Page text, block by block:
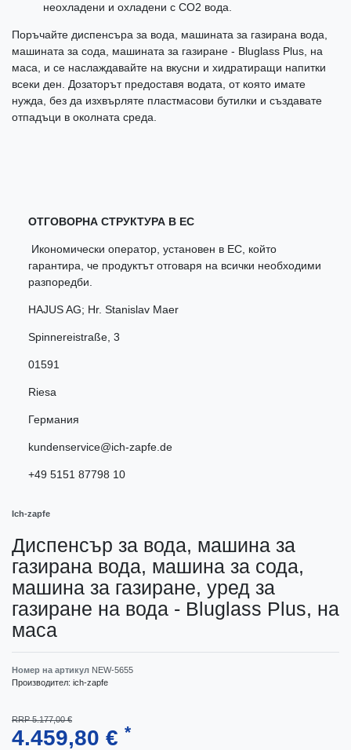
неохладени и охладени с CO2 вода.
Поръчайте диспенсъра за вода, машината за газирана вода,
машината за сода, машината за газиране - Bluglass Plus, на
маса, и се наслаждавайте на вкусни и хидратиращи напитки
всеки ден. Дозаторът предоставя водата, от която имате
нужда, без да изхвърляте пластмасови бутилки и създавате
отпадъци в околната среда.
ОТГОВОРНА СТРУКТУРА В ЕС
Икономически оператор, установен в ЕС, който
гарантира, че продуктът отговаря на всички необходими
разпоредби.
HAJUS AG; Hr. Stanislav Maer
Spinnereistraße 3
01591
Riesa
Германия
kundenservice@ich-zapfe.de
+49 5151 87798 10
Ich-zapfe
Диспенсър за вода, машина за
газирана вода, машина за сода,
машина за газиране, уред за
газиране на вода - Bluglass Plus, на
маса
Номер на артикул NEW-5655
Производител: ich-zapfe
RRP 5.177,00 €
4.459,80 € *